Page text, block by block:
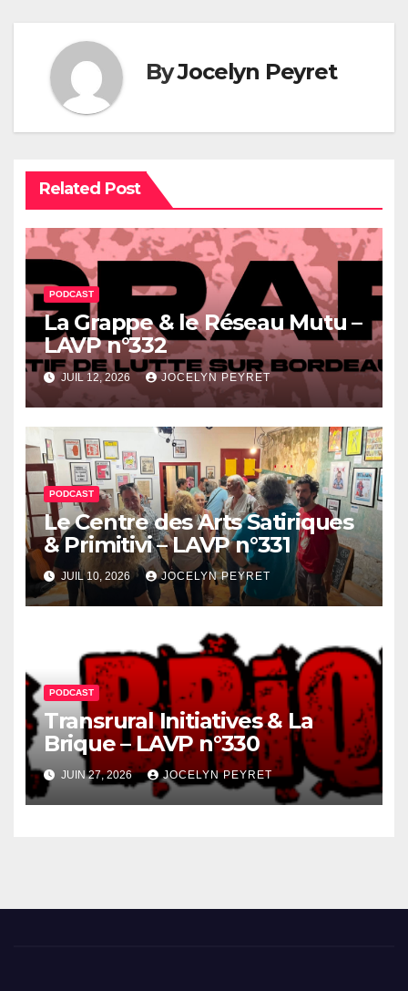
ByJocelyn Peyret
Related Post
PODCAST
La Grappe & le Réseau Mutu –
LAVP n°332
JUIL 12, 2026 JOCELYN PEYRET
PODCAST
Le Centre des Arts Satiriques
& Primitivi – LAVP n°331
JUIL 10, 2026 JOCELYN PEYRET
PODCAST
Transrural Initiatives & La
Brique – LAVP n°330
JUIN 27, 2026 JOCELYN PEYRET